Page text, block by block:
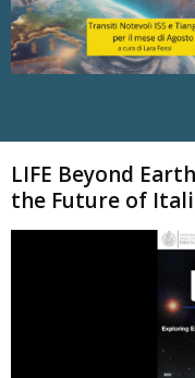
LIFE Beyond
the Future of